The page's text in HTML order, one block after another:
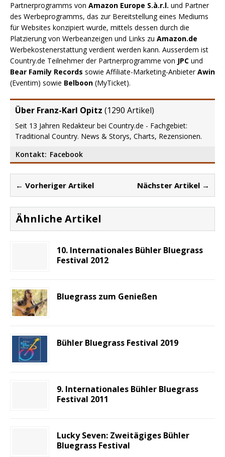
Partnerprogramms von Amazon Europe S.à.r.l. und Partner
des Werbeprogramms, das zur Bereitstellung eines Mediums
für Websites konzipiert wurde, mittels dessen durch die
Platzierung von Werbeanzeigen und Links zu Amazon.de
Werbekostenerstattung verdient werden kann. Ausserdem ist
Country.de Teilnehmer der Partnerprogramme von JPC und
Bear Family Records sowie Affiliate-Marketing-AnbieterAwin
(Eventim) sowie Belboon (MyTicket).
Über Franz-Karl Opitz (1290 Artikel)
Seit 13 Jahren Redakteur bei Country.de - Fachgebiet:
Traditional Country. News & Storys, Charts, Rezensionen.
Kontakt: Facebook
← Vorheriger Artikel Nächster Artikel →
Ähnliche Artikel
10. Internationales Bühler Bluegrass
Festival 2012
Bluegrass zum Genießen
Bühler Bluegrass Festival 2019
9. Internationales Bühler Bluegrass
Festival 2011
Lucky Seven: Zweitägiges Bühler
Bluegrass Festival